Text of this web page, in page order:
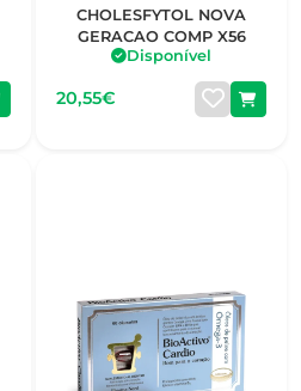
CHOLESFYTOL NOVA
GERACAO COMP X56
Disponível
20,55€